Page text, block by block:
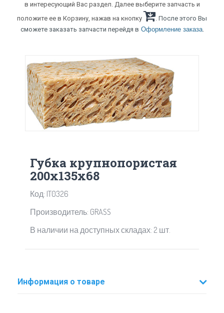
в интересующий Вас раздел. Далее выберите запчасть и
положите ее в Корзину, нажав на кнопку
. После этого Вы
сможете заказать запчасти перейдя в Оформление заказа.
Губка крупнопористая
200х135х68
Код: IT0326
Производитель: GRASS
В наличии на доступных складах: 2 шт.
Информация о товаре